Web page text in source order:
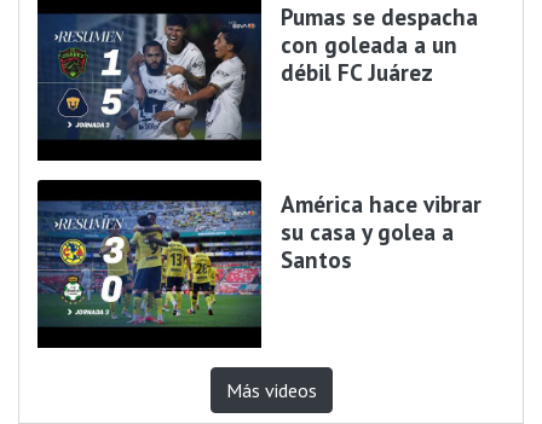
Pumas se despacha
con goleada a un
débil FC Juárez
América hace vibrar
su casa y golea a
Santos
Más videos